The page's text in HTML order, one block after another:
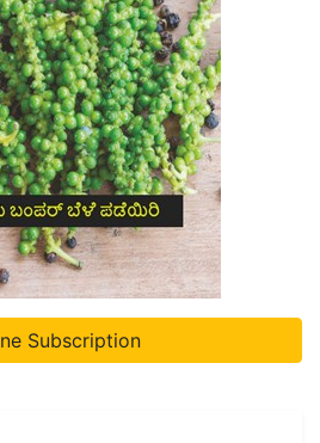
Subscription